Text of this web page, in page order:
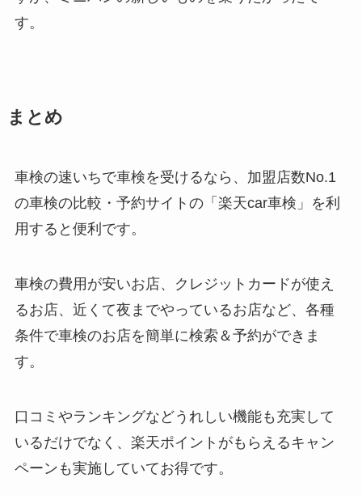
す。
まとめ
車検の速いちで車検を受けるなら、加盟店数No.1
の車検の比較・予約サイトの「楽天car車検」を利
用すると便利です。
車検の費用が安いお店、クレジットカードが使え
るお店、近くて夜までやっているお店など、各種
条件で車検のお店を簡単に検索＆予約ができま
す。
口コミやランキングなどうれしい機能も充実して
いるだけでなく、楽天ポイントがもらえるキャン
ペーンも実施していてお得です。